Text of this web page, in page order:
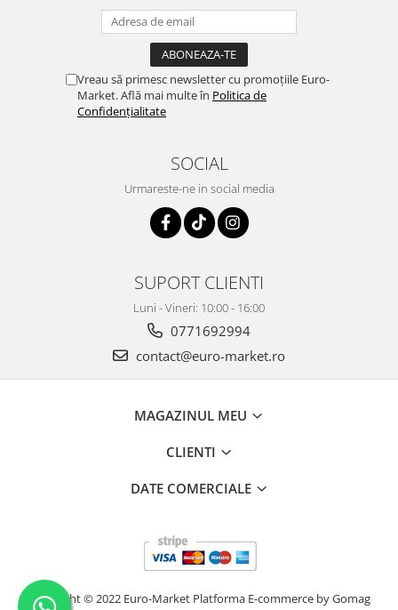
Vreau să primesc newsletter cu promoțiile Euro-
Market. Află mai multe în Politica de
Confidențialitate
SOCIAL
Urmareste-ne in social media
SUPORT CLIENTI
Luni - Vineri: 10:00 - 16:00
0771692994
contact@euro-market.ro
MAGAZINUL MEU
CLIENTI
DATE COMERCIALE
Copyright © 2022 Euro-Market Platforma E-commerce by Gomag